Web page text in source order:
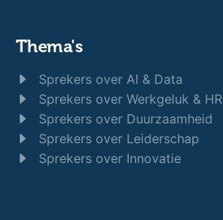
Thema's
Sprekers over AI & Data
Sprekers over Werkgeluk & HR
Sprekers over Duurzaamheid
Sprekers over Leiderschap
Sprekers over Innovatie